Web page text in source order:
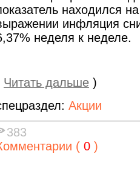
находился
инфляция
неделя к неделе.
Читать дальше )
Акции
383
( 0 )